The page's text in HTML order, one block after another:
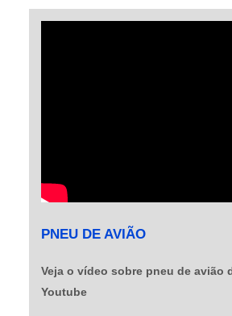
PNEU DE AVIÃO
Veja o vídeo sobre pneu de avião
Youtube